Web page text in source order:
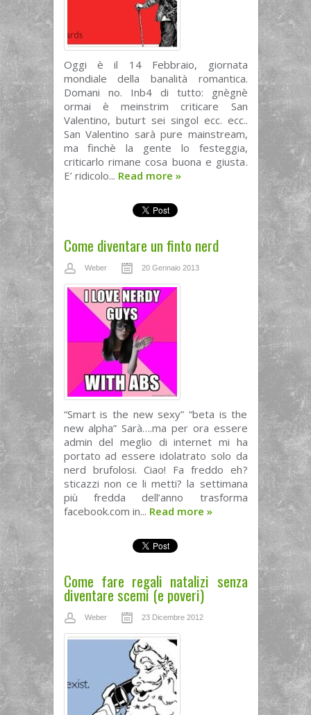
Oggi è il 14 Febbraio, giornata
mondiale della banalità romantica.
Domani no. Inb4 di tutto: gnègnè
ormai è meinstrim criticare San
Valentino, buturt sei singol ecc. ecc..
San Valentino sarà pure mainstream,
ma finchè la gente lo festeggia,
criticarlo rimane cosa buona e giusta.
E’ ridicolo... Read more »
Come diventare un finto nerd
Weber 20 Gennaio 2013
“Smart is the new sexy” “beta is the
new alpha” Sarà….ma per ora essere
admin del meglio di internet mi ha
portato ad essere idolatrato solo da
nerd brufolosi. Ciao! Fa freddo eh?
sticazzi non ce li metti? la settimana
più fredda dell’anno trasforma
facebook.com in... Read more »
Come fare regali natalizi senza
diventare scemi (e poveri)
Weber 23 Dicembre 2012